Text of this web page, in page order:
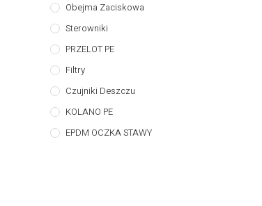
Obejma Zaciskowa
Sterowniki
PRZELOT PE
Filtry
Czujniki Deszczu
KOLANO PE
EPDM OCZKA STAWY